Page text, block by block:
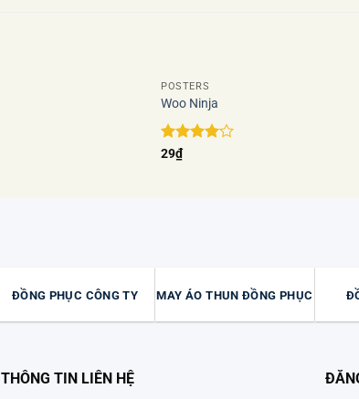
POSTERS
Woo Ninja
Được
29₫
ĐỒNG PHỤC CÔNG TY MAY ÁO THUN ĐỒNG PHỤC
THÔNG TIN LIÊN HỆ